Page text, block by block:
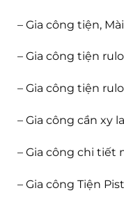
– Gia công tiện,
– Gia công tiện
– Gia công tiện
– Gia công cần xy
– Gia công chi tiết
– Gia công Tiện